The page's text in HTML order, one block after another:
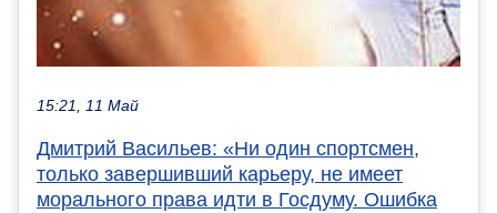
15:21, 11 Май
Дмитрий Васильев: «Ни один спортсмен,
только завершивший карьеру, не имеет
морального права идти в Госдуму. Ошибка